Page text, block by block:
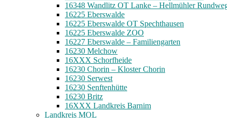
16348 Wandlitz OT Lanke – Hellmühler
16225 Eberswalde
16225 Eberswalde OT Spechthausen
16225 Eberswalde ZOO
16227 Eberswalde – Familiengarten
16230 Melchow
16XXX Schorfheide
16230 Chorin – Kloster Chorin
16230 Serwest
16230 Senftenhütte
16230 Britz
16XXX Landkreis Barnim
Landkreis MOL